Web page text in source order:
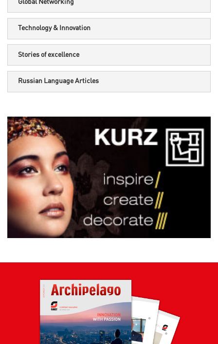
Global Networking
Technology & Innovation
Stories of excellence
Russian Language Articles